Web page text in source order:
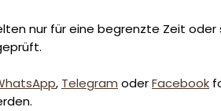
nur für eine begrenzte Zeit oder
, Telegram oderFacebook